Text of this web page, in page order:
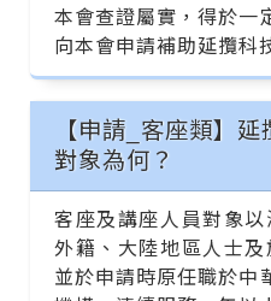
本會查證屬實，得於一
向本會申請補助延攬科
【申請_客座類】
對象為何？
客座及講座人員對象
外籍、大陸地區人士及
並於申請時原任職於中